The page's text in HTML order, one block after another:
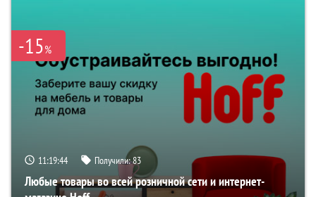
-15%
11:19:43 Получили:83
Любые товары во всей розничной сети и интернет-